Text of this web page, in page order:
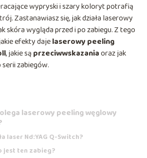
wypryski i szary koloryt potrafią
Zastanawiasz się, jak działa laserowy
skóra wygląda przed i po zabiegu. Z tego
efekty dajelaserowy peeling
, jakie są przeciwwskazaniaoraz jak
zabiegów.
laserowy peeling węglowy
laser Nd:YAG Q-Switch?
jest ten zabieg?